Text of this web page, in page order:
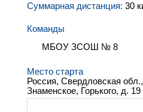
Суммарная дистанция: 30
Команды
МБОУ ЗСОШ № 8
Место старта
Россия, Свердловская
Знаменское, Горького, д. 19